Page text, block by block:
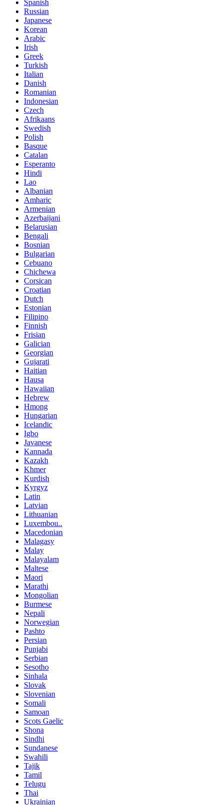
Spanish
Russian
Japanese
Korean
Arabic
Irish
Greek
Turkish
Italian
Danish
Romanian
Indonesian
Czech
Afrikaans
Swedish
Polish
Basque
Catalan
Esperanto
Hindi
Lao
Albanian
Amharic
Armenian
Azerbaijani
Belarusian
Bengali
Bosnian
Bulgarian
Cebuano
Chichewa
Corsican
Croatian
Dutch
Estonian
Filipino
Finnish
Frisian
Galician
Georgian
Gujarati
Haitian
Hausa
Hawaiian
Hebrew
Hmong
Hungarian
Icelandic
Igbo
Javanese
Kannada
Kazakh
Khmer
Kurdish
Kyrgyz
Latin
Latvian
Lithuanian
Luxembou..
Macedonian
Malagasy
Malay
Malayalam
Maltese
Maori
Marathi
Mongolian
Burmese
Nepali
Norwegian
Pashto
Persian
Punjabi
Serbian
Sesotho
Sinhala
Slovak
Slovenian
Somali
Samoan
Scots Gaelic
Shona
Sindhi
Sundanese
Swahili
Tajik
Tamil
Telugu
Thai
Ukrainian